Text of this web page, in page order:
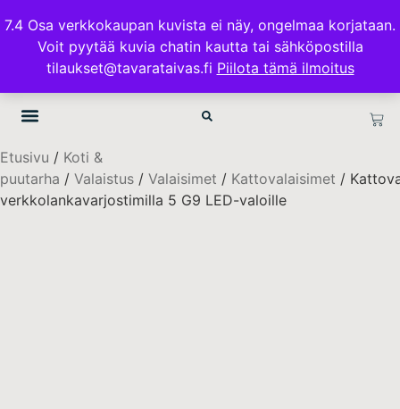
7.4 Osa verkkokaupan kuvista ei näy, ongelmaa korjataan.
Voit pyytää kuvia chatin kautta tai sähköpostilla
tilaukset@tavarataivas.fi Piilota tämä ilmoitus
ILMAINEN TOIMITUS 100€ TILAUKSISSA
TAVARATAIVAS.FI
Etusivu / Koti &
puutarha / Valaistus / Valaisimet / Kattovalaisimet /
verkkolankavarjostimilla 5 G9 LED-valoille